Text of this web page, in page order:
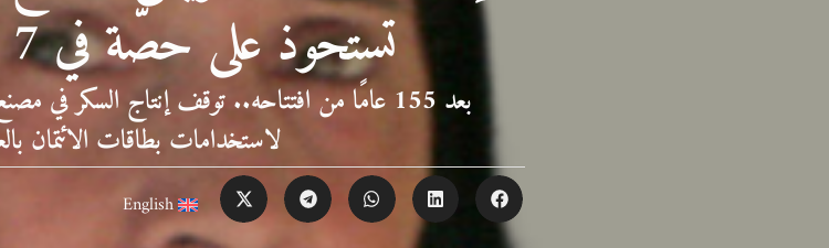
تستحوذ على حصّة في 7 فنادق تاريخيّة
بعد 155 عامًا من افتتاحه.. توقف إنتاج السكر
لاستخدامات بطاقات الائتمان
English